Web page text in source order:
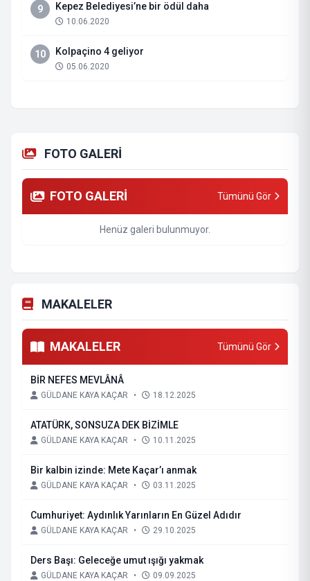
9 Kepez Belediyesi’ne bir ödül daha
10.06.2020
10 Kolpaçino 4 geliyor
05.06.2020
FOTO GALERİ
FOTO GALERİ Tümünü Gör
Henüz galeri bulunmuyor.
MAKALELER
MAKALELER Tümünü Gör
BİR NEFES MEVLÂNÂ
GÜLDANE KAYA KAÇAR • 18.12.2025
ATATÜRK, SONSUZA DEK BİZİMLE
GÜLDANE KAYA KAÇAR • 10.11.2025
Bir kalbin izinde: Mete Kaçar’ı anmak
GÜLDANE KAYA KAÇAR • 03.11.2025
Cumhuriyet: Aydınlık Yarınların En Güzel Adıdır
GÜLDANE KAYA KAÇAR • 29.10.2025
Ders Başı: Geleceğe umut ışığı yakmak
GÜLDANE KAYA KAÇAR • 09.09.2025